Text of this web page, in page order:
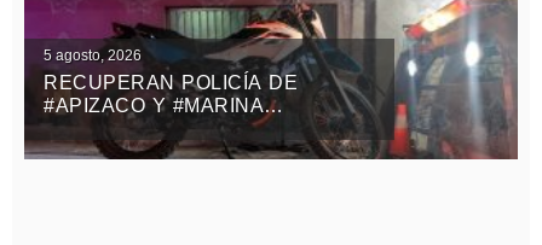
5 agosto, 2026
RECUPERAN POLICÍA DE
#APIZACO Y #MARINA
MOTOCICLETA ROBADA CON
VIOLENCIA EN EL ESTADO DE